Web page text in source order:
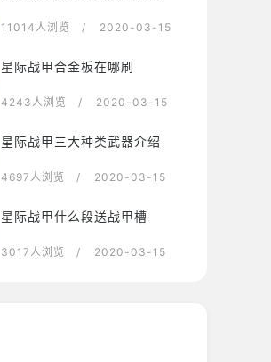
11014人浏览 / 2020-03-15
星际战甲合金板在哪刷
4243人浏览 / 2020-03-15
星际战甲三大种类武器介绍
4697人浏览 / 2020-03-15
星际战甲什么段送战甲槽
3017人浏览 / 2020-03-15